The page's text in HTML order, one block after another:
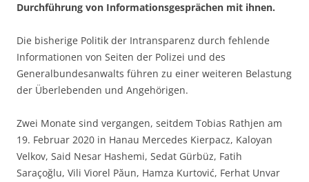
Durchführung von Informationsgesprächen mit ihnen.
Die bisherige Politik der Intransparenz durch fehlende
Informationen von Seiten der Polizei und des
Generalbundesanwalts führen zu einer weiteren Belastung
der Überlebenden und Angehörigen.
Zwei Monate sind vergangen, seitdem Tobias Rathjen am
19. Februar 2020 in Hanau Mercedes Kierpacz, Kaloyan
Velkov, Said Nesar Hashemi, Sedat Gürbüz, Fatih
Saraçoğlu, Vili Viorel Păun, Hamza Kurtović, Ferhat Unvar